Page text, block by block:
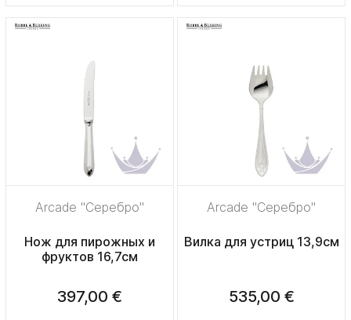
Arcade "Серебро"
Нож для пирожных и
фруктов 16,7см
397,00 €
Arcade "Серебро"
Вилка для устриц 13,9см
535,00 €